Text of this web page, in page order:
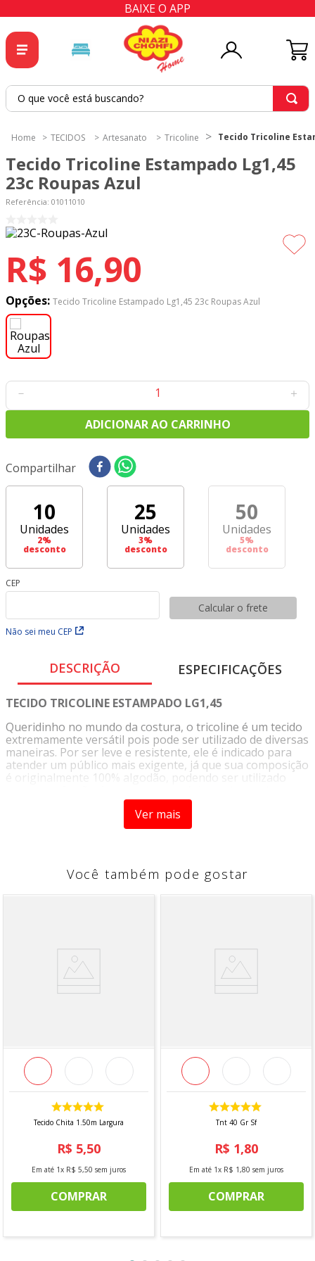
BAIXE O APP
O que você está buscando?
TECIDOS Artesanato Tricoline Tecido Tricoline
Tecido Tricoline Estampado Lg1,45
23c Roupas Azul
Referência: 01011010
R$ 16,90
Opções: Tecido Tricoline Estampado Lg1,45 23c Roupas Azul
＋
－
ADICIONAR AO CARRINHO
Compartilhar
10
Unidades
2%
desconto
25
Unidades
3%
desconto
50
Unidades
5%
desconto
CEP
Não sei meu CEP
Calcular o frete
DESCRIÇÃO ESPECIFICAÇÕES
TECIDO TRICOLINE ESTAMPADO LG1,45
Queridinho no mundo da costura, o tricoline é um tecido
extremamente versátil pois pode ser utilizado de diversas
maneiras. Por ser leve e resistente, ele é indicado para
atender um público mais exigente, já que sua composição
é originalmente 100% algodão, podendo ser utilizado
patchwork, ou decoração de móveis. Sua variedade de
cores e estampas proporciona infinitas possibilidades de
criação de acordo com a sua criatividade.
• Lavagem a temperatura máxima de 40°C
INFORMAÇÕES ADICIONAIS
Vendido a cada 1,00 MT onde a medida se refere a um
*Imagem meramente ilustrativa*
Ver mais
Você também pode gostar
Tecido Chita 1.50m Largura
R$ 5,50
Em até 1x R$ 5,50 sem juros
COMPRAR
Tnt 40 Gr Sf
R$ 1,80
Em até 1x R$ 1,80 sem juros
COMPRAR
2º
tapete
cortina
6º
tecido tricoline
7º
percal
8
tricoline digital
9º